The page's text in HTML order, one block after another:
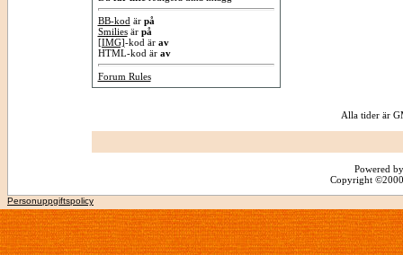
BB-kod är på
Smiliesär på
[IMG]-kod är av
HTML-kod är av
Forum Rules
Alla tider är
Powered
Copyright
Personuppgiftspolicy